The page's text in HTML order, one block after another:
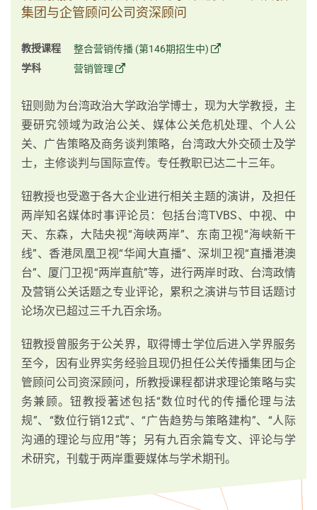
集团与企管顾问公司资深顾问
教授课程
整合营销传播 (第146期招生中)
学科
营销管理
钮则勋为台湾政治大学政治学博士，现为大学教授，主
要研究领域为政治公关、媒体公关危机处理、个人公
关、广告策略及商务谈判策略，台湾政大外交硕士及学
士，主修谈判与国际宣传。专任教职已达二十三年。
钮教授也受邀于各大企业进行相关主题的演讲，及担任
两岸知名媒体时事评论员：包括台湾TVBS、中视、中
天、东森，大陆央视“海峡两岸”、东南卫视“海峡新干
线”、香港凤凰卫视“华闻大直播”、深圳卫视“直播港澳
台”、厦门卫视“两岸直航”等，进行两岸时政、台湾政情
及营销公关话题之专业评论，累积之演讲与节目话题讨
论场次已超过三千九百余场。
钮教授曾服务于公关界，取得博士学位后进入学界服务
至今，因有业界实务经验且现仍担任公关传播集团与企
管顾问公司资深顾问，所教授课程都讲求理论策略与实
务兼顾。钮教授著述包括“数位时代的传播伦理与法
规”、“数位行销12式”、“广告趋势与策略建构”、“人际
沟通的理论与应用”等；另有九百余篇专文、评论与学
术研究，刊载于两岸重要媒体与学术期刊。